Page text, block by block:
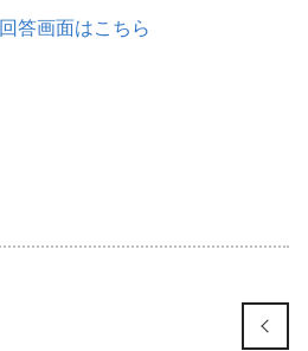
回答画面はこちら